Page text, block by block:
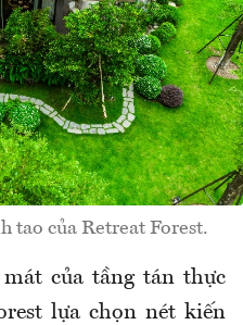
tao của Retreat Forest.
của tầng tán thực
lựa chọn nét kiến